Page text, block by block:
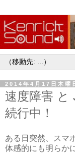
2014年4月17日木曜
速度障害 と
続行中！
ある日突然、スマ
体感的にも明らか